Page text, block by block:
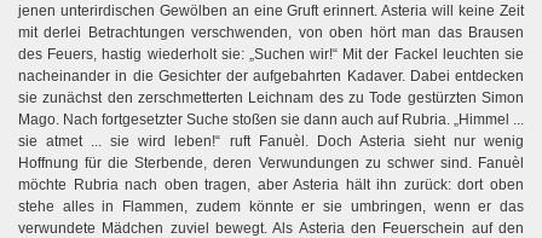
jenen unterirdischen Gewölben an eine Gruft erinnert. Asteria will keine Zeit
mit derlei Betrachtungen verschwenden, von oben hört man das Brausen
des Feuers, hastig wiederholt sie: „Suchen wir!“ Mit der Fackel leuchten sie
nacheinander in die Gesichter der aufgebahrten Kadaver. Dabei entdecken
sie zunächst den zerschmetterten Leichnam des zu Tode gestürzten Simon
Mago. Nach fortgesetzter Suche stoßen sie dann auch auf Rubria. „Himmel ...
sie atmet ... sie wird leben!“ ruft Fanuèl. Doch Asteria sieht nur wenig
Hoffnung für die Sterbende, deren Verwundungen zu schwer sind. Fanuèl
möchte Rubria nach oben tragen, aber Asteria hält ihn zurück: dort oben
stehe alles in Flammen, zudem könnte er sie umbringen, wenn er das
verwundete Mädchen zuviel bewegt. Als Asteria den Feuerschein auf den